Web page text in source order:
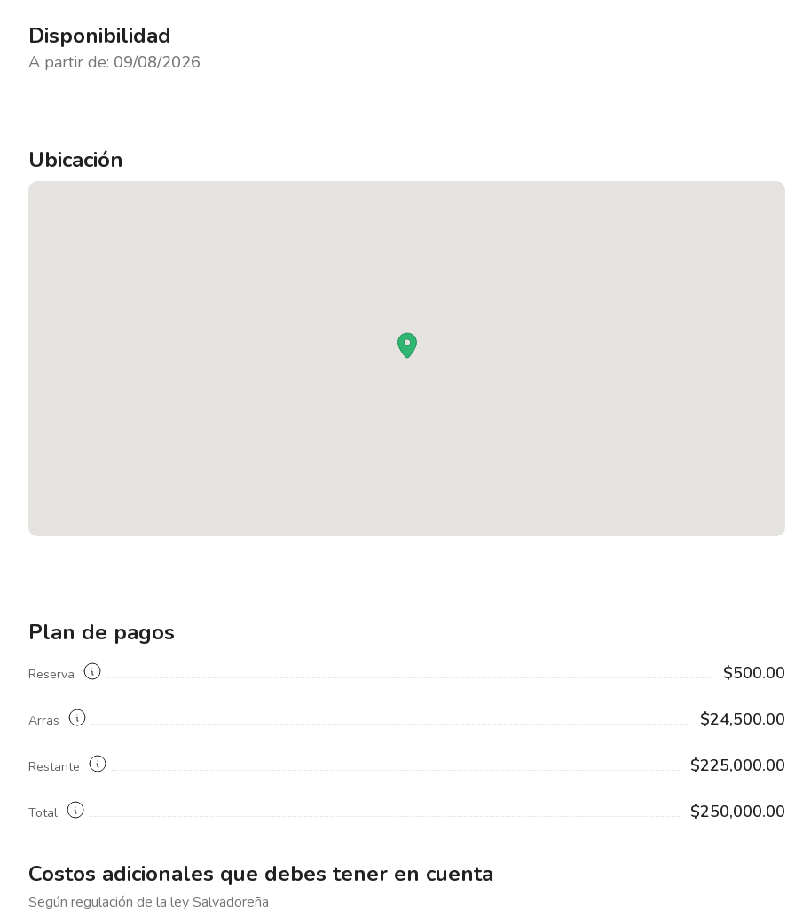
Disponibilidad
A partir de: 09/08/2026
Ubicación
Plan de pagos
Reserva $500.00
Arras $24,500.00
Restante $225,000.00
Total $250,000.00
Costos adicionales que debes tener en cuenta
Según regulación de la leySalvadoreña